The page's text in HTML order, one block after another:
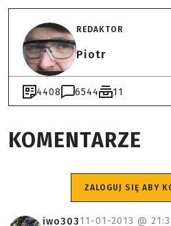
REDAKTOR
Piotr
4408 6544 11
KOMENTARZE
ZALOGUJ SIĘ ABY
iwo30311-01-2013 @